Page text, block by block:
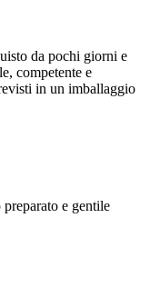
da pochi giorni e
competente e
in un imballaggio
e gentile